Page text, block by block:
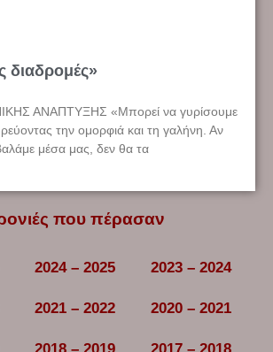
που πέρασαν
2024 – 2025 2023 – 2024
2021 – 2022 2020 – 2021
διαδρομές»
ΑΝΑΠΤΥΞΗΣ «Μπορεί να γυρίσουμε
την ομορφιά και τη γαλήνη. Αν
μέσα μας, δεν θα τα